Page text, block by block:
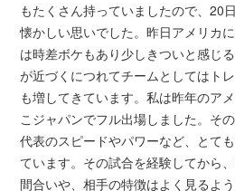
もたくさん持っていましたので、20
懐かしい思いでした。昨日アメリカ
は時差ボケもあり少しきついと感じ
が近づくにつれてチームとしてはト
も増してきています。私は昨年のア
こジャパンでフル出場しました。そ
代表のスピードやパワーなど、とて
ています。その試合を経験してから
間合いや、相手の特徴はよく見るよ